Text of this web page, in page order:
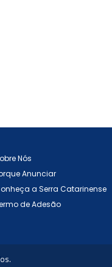
Nós
Anunciar
a Serra Catarinense
de Adesão